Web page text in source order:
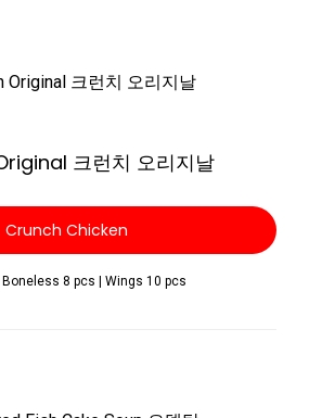
크런치 오리지날
Crunch Chicken
8 pcs | Wings 10 pcs